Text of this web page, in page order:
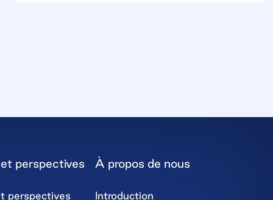
perspectives
perspectives
À propos de nous
Introduction